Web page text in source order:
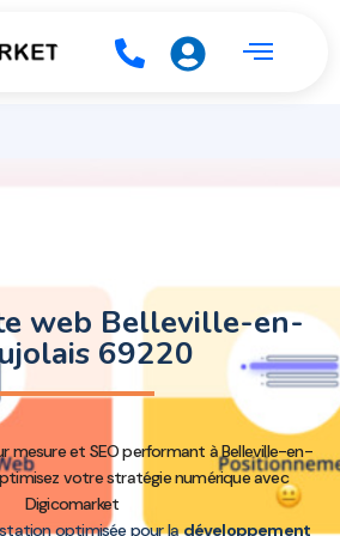
web Belleville-en-
69220
mesure et SEO performant à Belleville-en-
votre stratégie numérique avec
Digicomarket
optimisée pour ladéveloppement